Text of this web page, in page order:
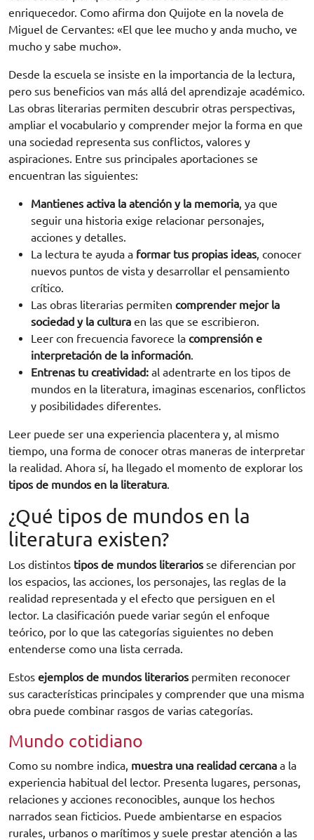
enriquecedor. Como afirma don Quijote en la novela de
Miguel de Cervantes: «El que lee mucho y anda mucho, ve
mucho y sabe mucho».
Desde la escuela se insiste en la importancia de la lectura,
pero sus beneficios van más allá del aprendizaje académico.
Las obras literarias permiten descubrir otras perspectivas,
ampliar el vocabulario y comprender mejor la forma en que
una sociedad representa sus conflictos, valores y
aspiraciones. Entre sus principales aportaciones se
encuentran las siguientes:
Mantienes activa la atención y la memoria, ya que
seguir una historia exige relacionar personajes,
acciones y detalles.
La lectura te ayuda a formar tus propias ideas, conocer
nuevos puntos de vista y desarrollar el pensamiento
crítico.
Las obras literarias permiten comprender mejor la
sociedad y la cultura en las que se escribieron.
Leer con frecuencia favorece la comprensión e
interpretación de la información.
Entrenas tu creatividad: al adentrarte en los tipos de
mundos en la literatura, imaginas escenarios, conflictos
y posibilidades diferentes.
Leer puede ser una experiencia placentera y, al mismo
tiempo, una forma de conocer otras maneras de interpretar
la realidad. Ahora sí, ha llegado el momento de explorar los
tipos de mundos en la literatura.
¿Qué tipos de mundos en la
literatura existen?
Los distintos tipos de mundos literarios se diferencian por
los espacios, las acciones, los personajes, las reglas de la
realidad representada y el efecto que persiguen en el
lector. La clasificación puede variar según el enfoque
teórico, por lo que las categorías siguientes no deben
entenderse como una lista cerrada.
Estos ejemplos de mundos literarios permiten reconocer
sus características principales y comprender que una misma
obra puede combinar rasgos de varias categorías.
Mundo cotidiano
Como su nombre indica, muestra una realidad cercana a la
experiencia habitual del lector. Presenta lugares, personas,
relaciones y acciones reconocibles, aunque los hechos
narrados sean ficticios. Puede ambientarse en espacios
rurales, urbanos o marítimos y suele prestar atención a las